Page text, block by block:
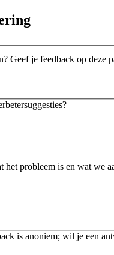
Geef je feedback op deze
het probleem is en wat we
is anoniem; wil je een